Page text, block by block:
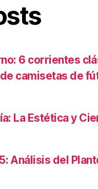
6 corrientes
camisetas de
La Estética y
Análisis del